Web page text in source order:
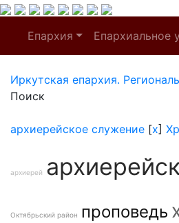
Епархия Епархиальное
Иркутская епархия.
Поиск
архиерейское служение [x]
архиерей
Октябрьский район проповедь